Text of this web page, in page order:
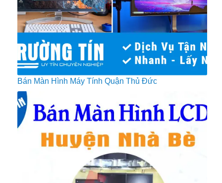
Bán Màn Hình Máy Tính Quận Thủ Đức